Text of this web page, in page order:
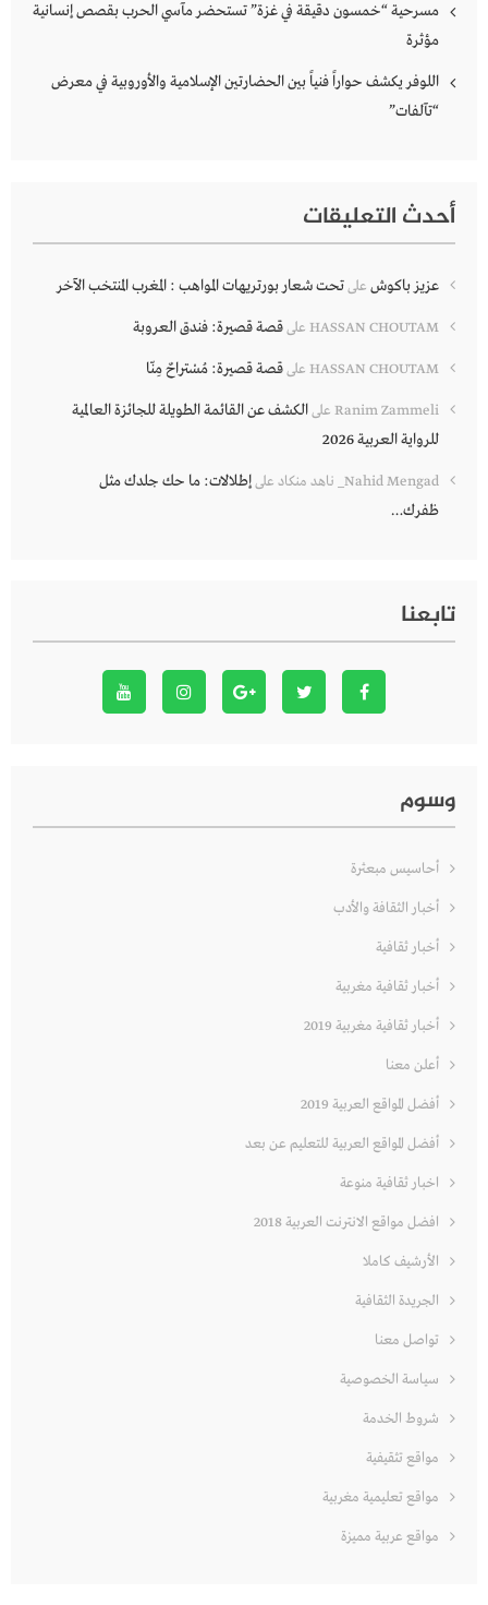
مسرحية “خمسون دقيقة في غزة” تستحضر مآسي الحرب بقصص إنسانية
مؤثرة
اللوفر يكشف حواراً فنياً بين الحضارتين الإسلامية والأوروبية في معرض
“تآلفات”
أحدث التعليقات
عزيز باكوش علىتحت شعار بورتريهات المواهب : المغرب المنتخب الآخر
HASSAN CHOUTAM علىقصة قصيرة: فندق العروبة
HASSAN CHOUTAM علىقصة قصيرة: مُسْتراحٌ مِنّا
Ranim Zammeli علىالكشف عن القائمة الطويلة للجائزة العالمية
للرواية العربية 2026
Nahid Mengad_ ناهد منكاد علىإطلالات: ما حك جلدك مثل
ظفرك…
تابعنا
وسوم
أحاسيس مبعثرة
أخبار الثقافة والأدب
أخبار ثقافية
أخبار ثقافية مغربية
أخبار ثقافية مغربية 2019
أعلن معنا
أفضل المواقع العربية 2019
أفضل المواقع العربية للتعليم عن بعد
اخبار ثقافية منوعة
افضل مواقع الانترنت العربية 2018
الأرشيف كاملا
الجريدة الثقافية
تواصل معنا
سياسة الخصوصية
شروط الخدمة
مواقع تثقيفية
مواقع تعليمية مغربية
مواقع عربية مميزة